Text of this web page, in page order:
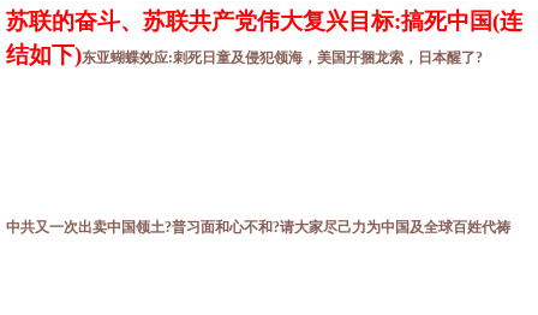
苏联的奋斗、苏联共产党伟大复兴目标:搞死中国(连
结如下)东亚蝴蝶效应:刺死日童及侵犯领海，美国开捆龙索，日本醒了?
中共又一次出卖中国领土?普习面和心不和?请大家尽己力为中国及全球百姓代祷